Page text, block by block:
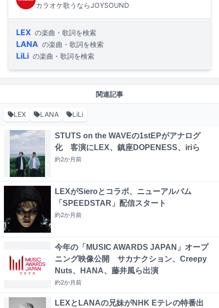
カラオケ歌うならJOYSOUND
LEX の楽曲・歌詞を検索
LANA の楽曲・歌詞を検索
LiLi の楽曲・歌詞を検索
関連記事
LEX LANA LiLi
STUTS on the WAVEの1stEPがアナログ
化 客演にLEX、鎮座DOPENESS、iriら
約2か月前
LEXがSieroとコラボ、ニューアルバム
「SPEEDSTAR」配信スタート
約2か月前
今年の「MUSIC AWARDS JAPAN」オープ
ニング映像公開 サカナクション、Creepy
Nuts、HANA、藤井風ら出演
約2か月前
LEXとLANAの兄妹がNHK Eテレの特番出